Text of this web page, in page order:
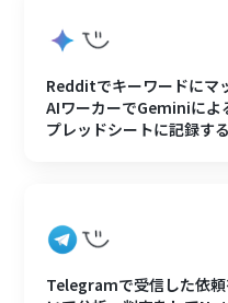
Redditでキーワードにマ
AIワーカーでGeminiによ
プレッドシートに記録する
Telegramで受信した依